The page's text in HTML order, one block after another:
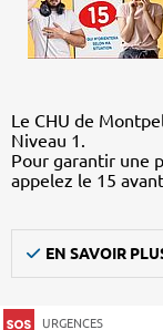
Le CHU de
Niveau 1.
Pour garantir une
appelez le 15
EN SAVOIR
URGENCES